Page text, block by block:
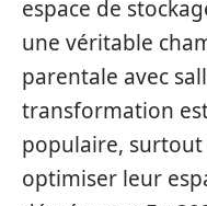
espace de
une véritable
parentale avec
transformation
populaire,
optimiser leur